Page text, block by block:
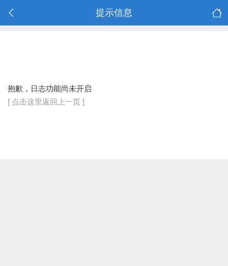
提示信息
抱歉，日志功能尚未开启
[ 点击这里返回上一页 ]